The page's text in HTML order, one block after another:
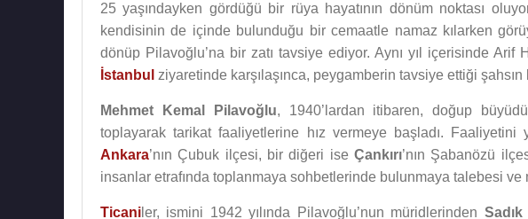
25 yaşındayken gördüğü bir rüya hayatının dönüm noktası
kendisinin de içinde bulunduğu bir cemaatle namaz kılarken
dönüp Pilavoğlu’na bir zatı tavsiye ediyor. Aynı yıl içerisinde Arif
İstanbul ziyaretinde karşılaşınca, peygamberin tavsiye ettiği
Mehmet Kemal Pilavoğlu, 1940’lardan itibaren, doğup
toplayarak tarikat faaliyetlerine hız vermeye başladı. Faaliyetini
Ankara’nın Çubuk ilçesi, bir diğeri ise Çankırı’nın Şabanözü
insanlar etrafında toplanmaya sohbetlerinde bulunmaya talebesi ve
Ticani ler, ismini 1942 yılında Pilavoğlu’nun müridlerinden Sadık